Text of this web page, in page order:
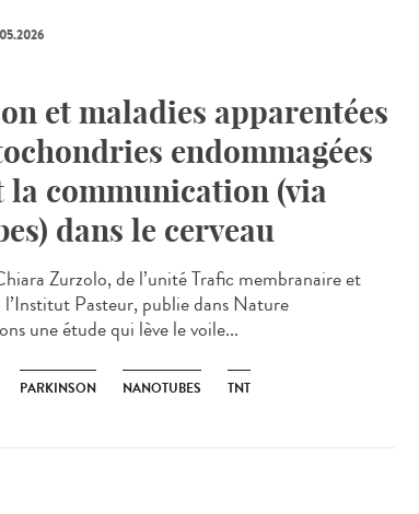
et maladies apparentées
endommagées
la communication (via
dans le cerveau
Zurzolo, de l’unité Trafic membranaire et
l’Institut Pasteur, publie dans Nature
une étude qui lève le voile...
PARKINSON NANOTUBES TNT